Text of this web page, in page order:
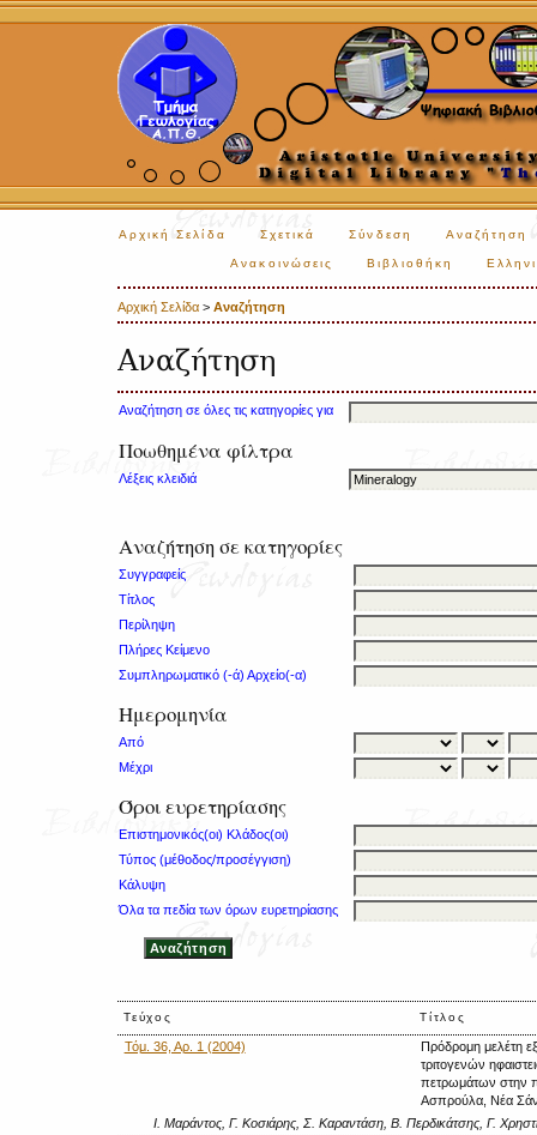
Αρχική Σελίδα Σχετικά Σύνδεση Αναζήτηση
Ανακοινώσεις Βιβλιοθήκη
Αρχική Σελίδα > Αναζήτηση
Αναζήτηση
Αναζήτηση σε όλες τις κατηγορίες για
Ποωθημένα φίλτρα
Λέξεις κλειδιά
Αναζήτηση σε κατηγορίες
Συγγραφείς
Τίτλος
Περίληψη
Πλήρες Κείμενο
Συμπληρωματικό (-ά) Αρχείο(-α)
Ημερομηνία
Από
Μέχρι
Όροι ευρετηρίασης
Επιστημονικός(οι) Κλάδος(οι)
Τύπος (μέθοδος/προσέγγιση)
Κάλυψη
Όλα τα πεδία των όρων ευρετηρίασης
Τεύχος Τίτλος
Τόμ. 36, Αρ. 1 (2004)
Πρόδρομη μελέτη
τριτογενών
πετρωμάτων στην
Ασπρούλα, Νέα
Ι. Μαράντος, Γ. Κοσιάρης, Σ. Καραντάση, Β. Περδικάτσης, Γ.